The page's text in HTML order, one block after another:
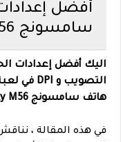
أفضل
سامسونج Samsung M56
اليك أفضل إعدادات
هاتف سامسونج M56 .
في هذه المقالة ،